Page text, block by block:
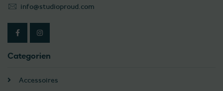
info@studioproud.com
Categorien
Accessoires